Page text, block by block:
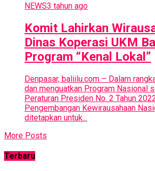
NEWS3 tahun ago
Komit Lahirkan
Dinas Koperasi UKM
Program “Kenal Lokal”
Denpasar, baliilu.com – Dalam
dan menguatkan Program Nasional
Peraturan Presiden No. 2 Tahun
Pengembangan Kewirausahaan
ditetapkan untuk...
More Posts
Terbaru